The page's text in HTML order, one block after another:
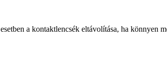
a kontaktlencsék eltávolítása, ha könnyen